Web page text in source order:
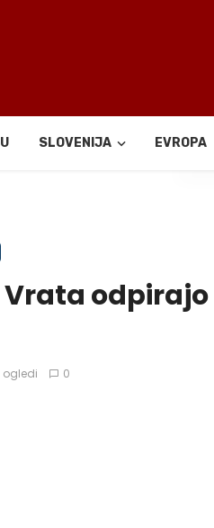
SLOVENIJA EVROPA
Deli
Vrata
ogledi 0